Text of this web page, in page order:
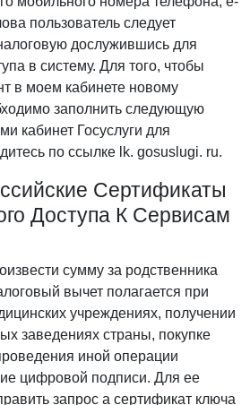
пользователь следует
дослужившись для
в систему. Для того, чтобы
в моем кабинете новому
заполнить следующую
кабинет Госуслуги для
по ссылке lk. gosuslugi. ru.
Сертификаты
Доступа К Сервисам
сумму за родственника
вычет полагается при
учреждениях, получении
заведениях страны, покупке
иной операции
цифровой подписи. Для ее
запрос а сертификат ключа